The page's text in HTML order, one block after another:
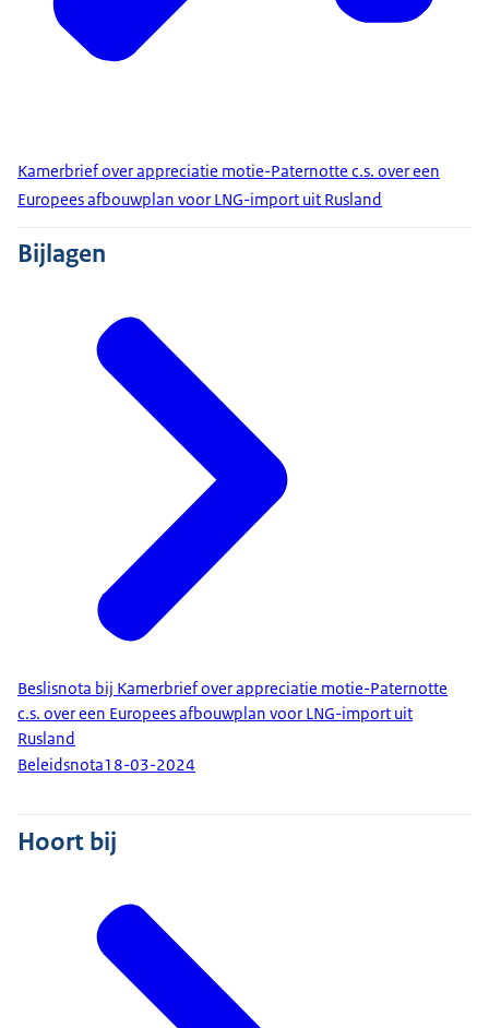
Kamerbrief over appreciatie motie-Paternotte c.s. over een
Europees afbouwplan voor LNG-import uit Rusland
Bijlagen
Beslisnota bij Kamerbrief over appreciatie motie-Paternotte
c.s. over een Europees afbouwplan voor LNG-import uit
Rusland
Beleidsnota18-03-2024
Hoort bij